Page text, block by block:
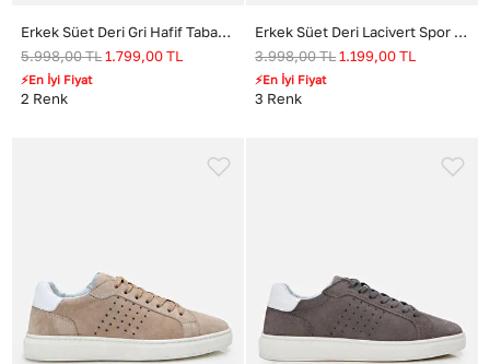
Erkek Süet Deri Gri Hafif Tabanlı Spor Ayakkabı
5.998,00TL 1.799,00 TL
⚡En İyi Fiyat
2 Renk
Erkek Süet Deri Lacivert Spor Ayakkabı
3.998,00TL1.199,00 TL
⚡En İyi Fiyat
3 Renk